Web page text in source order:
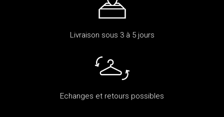
Livraison sous 3 à 5 jours
Echanges et retours possibles